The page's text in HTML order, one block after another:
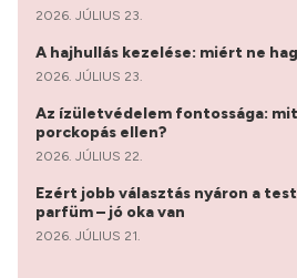
2026. JÚLIUS 23.
A hajhullás kezelése: miért ne
2026. JÚLIUS 23.
Az ízületvédelem fontossága:
porckopás ellen?
2026. JÚLIUS 22.
Ezért jobb választás nyáron a
parfüm – jó oka van
2026. JÚLIUS 21.